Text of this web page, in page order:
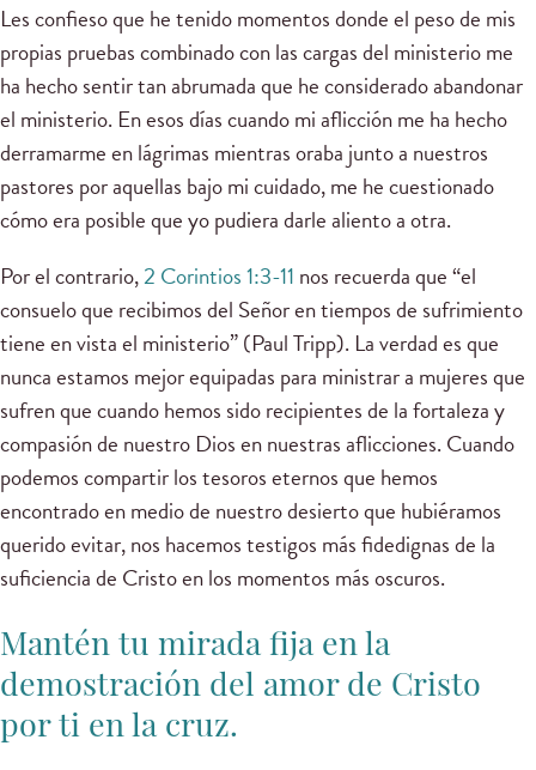
Les confieso que he tenido momentos donde el peso de mis
propias pruebas combinado con las cargas del ministerio me
ha hecho sentir tan abrumada que he considerado abandonar
el ministerio. En esos días cuando mi aflicción me ha hecho
derramarme en lágrimas mientras oraba junto a nuestros
pastores por aquellas bajo mi cuidado, me he cuestionado
cómo era posible que yo pudiera darle aliento a otra.
Por el contrario,2 Corintios 1:3-11 nos recuerda que “el
consuelo que recibimos del Señor en tiempos de sufrimiento
tiene en vista el ministerio” (Paul Tripp). La verdad es que
nunca estamos mejor equipadas para ministrar a mujeres que
sufren que cuando hemos sido recipientes de la fortaleza y
compasión de nuestro Dios en nuestras aflicciones. Cuando
podemos compartir los tesoros eternos que hemos
encontrado en medio de nuestro desierto que hubiéramos
querido evitar, nos hacemos testigos más fidedignas de la
suficiencia de Cristo en los momentos más oscuros.
Mantén tu mirada fija en la
demostración del amor de Cristo
por ti en la cruz.